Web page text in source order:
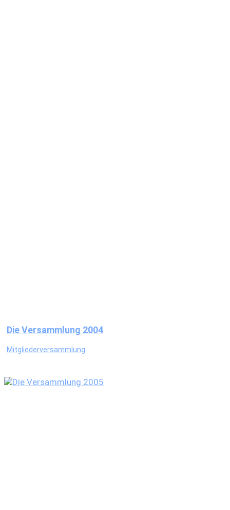
Die Versammlung 2004
Mitgliederversammlung